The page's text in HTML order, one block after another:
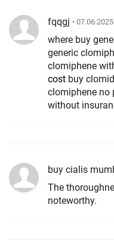
fqqgj •
where buy
generic
clomiphene
cost buy
clomiphene no
without
buy cialis
The
noteworthy.